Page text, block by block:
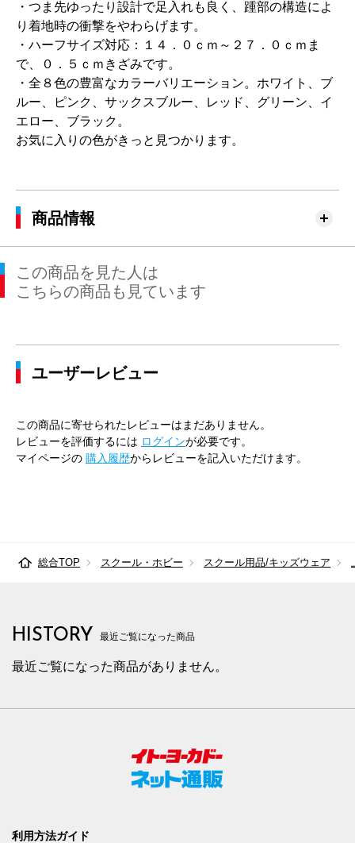
・つま先ゆったり設計で足入れも良く、踵部の構造によ
り着地時の衝撃をやわらげます。
・ハーフサイズ対応：１４．０ｃｍ～２７．０ｃｍま
で、０．５ｃｍきざみです。
・全８色の豊富なカラーバリエーション。ホワイト、ブ
ルー、ピンク、サックスブルー、レッド、グリーン、イ
エロー、ブラック。
お気に入りの色がきっと見つかります。
商品情報
この商品を見た人は
こちらの商品も見ています
ユーザーレビュー
この商品に寄せられたレビューはまだありません。
レビューを評価するには ログインが必要です。
マイページの 購入履歴からレビューを記入いただけます。
総合TOP スクール・ホビー スクール用品/キッズウェア
HISTORY 最近ご覧になった商品
最近ご覧になった商品がありません。
利用方法ガイド